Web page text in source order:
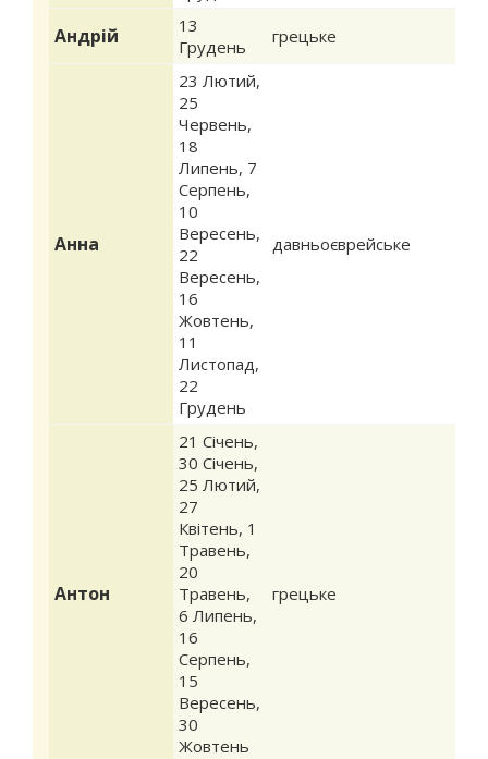
Андрій
13
Грудень
грецьке
Анна
23 Лютий,
25
Червень,
18
Липень, 7
Серпень,
10
Вересень,
22
Вересень,
16
Жовтень,
11
Листопад,
22
Грудень
давньоєврейське
Антон
21 Січень,
30 Січень,
25 Лютий,
27
Квітень, 1
Травень,
20
Травень,
6 Липень,
16
Серпень,
15
Вересень,
30
Жовтень
грецьке